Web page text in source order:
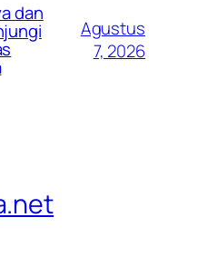
dan
Agustus
7, 2026